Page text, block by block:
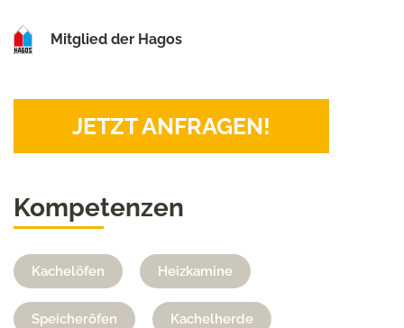
Mitglied der Hagos
JETZT ANFRAGEN!
Kompetenzen
Kachelöfen Heizkamine
Speicheröfen Kachelherde